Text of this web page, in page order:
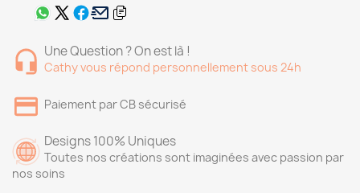
Une Question ? On est là !
Cathy vous répond personnellement sous 24h
Paiement par CB sécurisé
Designs 100% Uniques
Toutes nos créations sont imaginées avec passion par
nos soins